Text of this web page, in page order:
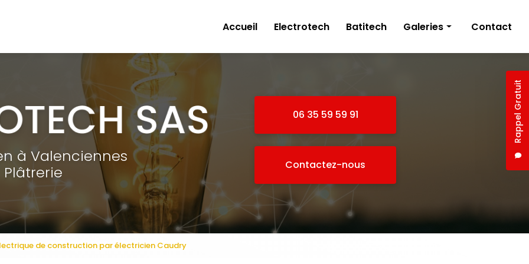
Rappel Gratuit
Accueil
Electrotech Batitech Galeries Contact
à Valenciennes
Plâtrerie
06 35 59 59 91
Contactez-nous
de construction par électricien Caudry